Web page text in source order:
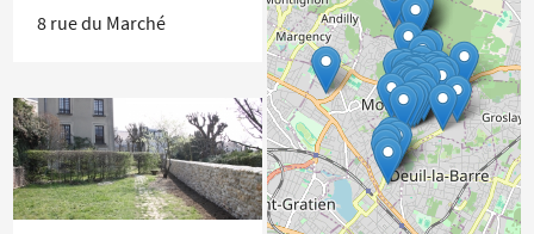
8 rue du Marché